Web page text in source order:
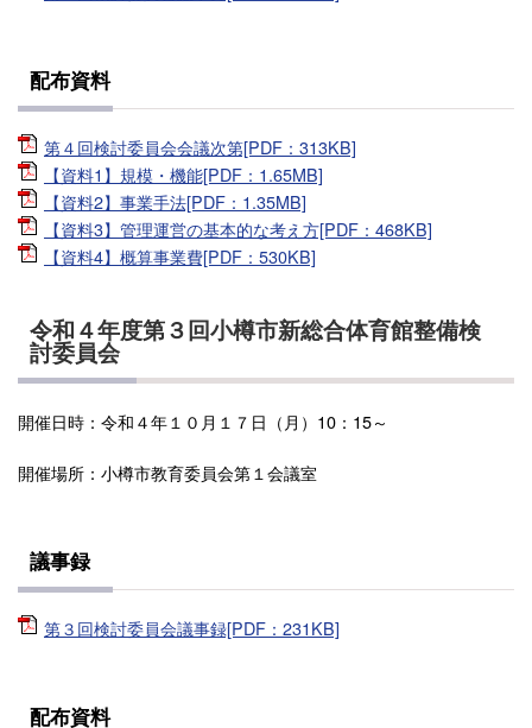
配布資料
第４回検討委員会会議次第[PDF：313KB]
【資料1】規模・機能[PDF：1.65MB]
【資料2】事業手法[PDF：1.35MB]
【資料3】管理運営の基本的な考え方[PDF：468KB]
【資料4】概算事業費[PDF：530KB]
令和４年度第３回小樽市新総合体育館整備検
討委員会
開催日時：令和４年１０月１７日（月）10：15～
開催場所：小樽市教育委員会第１会議室
議事録
第３回検討委員会議事録[PDF：231KB]
配布資料